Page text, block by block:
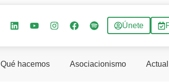
Únete
Qué hacemos Asociacionismo